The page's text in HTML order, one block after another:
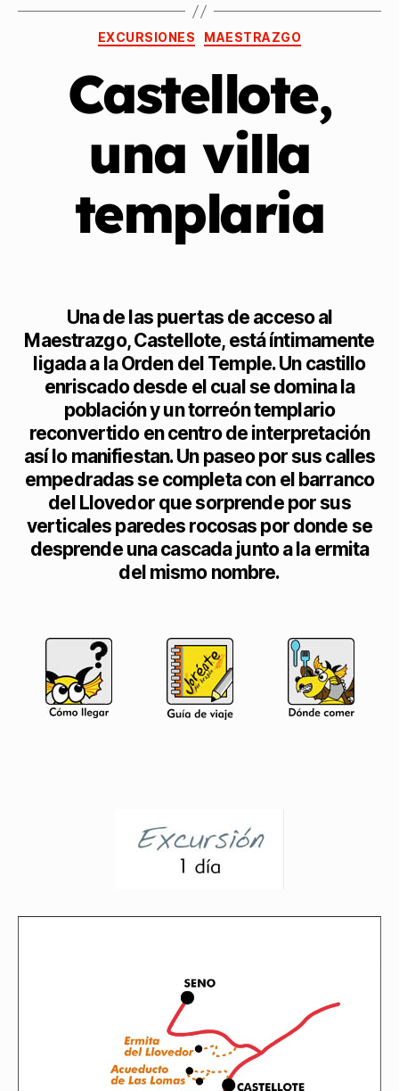
EXCURSIONES MAESTRAZGO
Castellote,
una villa
templaria
Una de las puertas de acceso al
Maestrazgo, Castellote, está íntimamente
ligada a la Orden del Temple. Un castillo
enriscado desde el cual se domina la
población y un torreón templario
reconvertido en centro de interpretación
así lo manifiestan. Un paseo por sus calles
empedradas se completa con el barranco
del Llovedor que sorprende por sus
verticales paredes rocosas por donde se
desprende una cascada junto a la ermita
del mismo nombre.